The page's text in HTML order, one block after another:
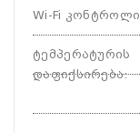
Wi-Fi კონტროლი
ტემპერატურის
დაფიქსირება: